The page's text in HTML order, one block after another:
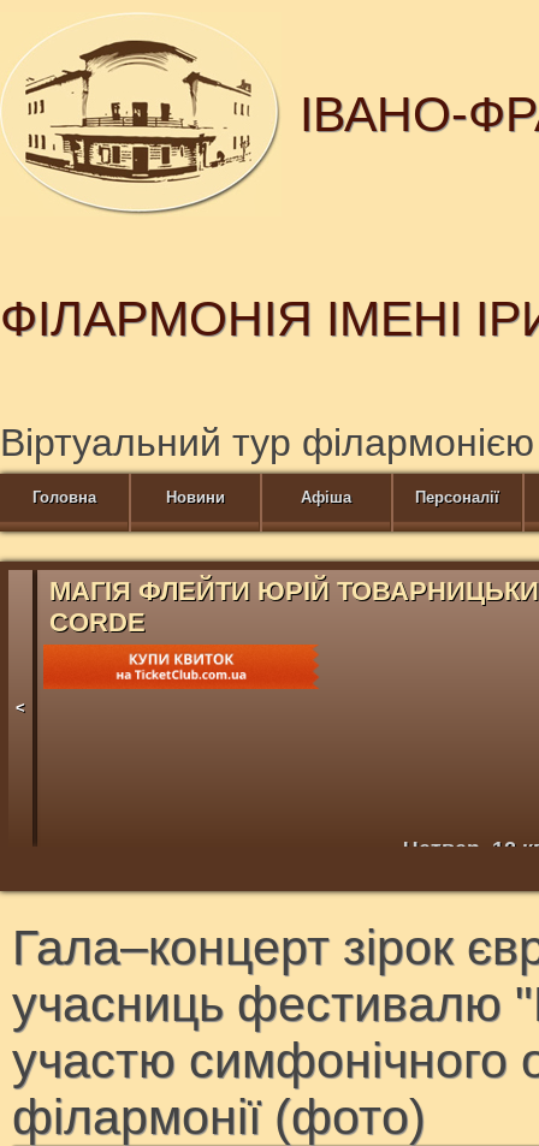
ІВАНО-
ФІЛАРМОНІЯ ІМЕНІ
Віртуальний тур філармонією
Головна Новини Афіша Персоналії
<
МАГІЯ ФЛЕЙТИ ЮРІЙ
CORDE
Четвер, 12
Гала–концерт зірок
учасниць фестивалю
участю симфонічного
філармонії (фото)